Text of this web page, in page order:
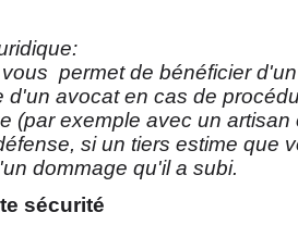
permet de bénéficier
d'un avocat en cas de
(par exemple avec un
si un tiers estime que
dommage qu'il a subi.
sécurité